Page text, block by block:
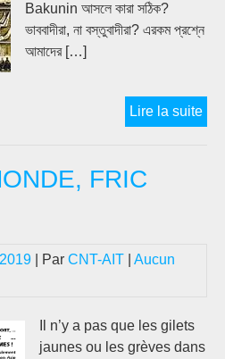
Bakunin আসলে কারা সঠিক?
ভাববাদীরা, না বস্তুবাদীরা? এরকম প্রশ্নে
আমাদের […]
Lire la suite
এবং
FRIC
| Par CNT-AIT
Aucun
Il n’y a pas que les gilets
jaunes ou les grèves dans